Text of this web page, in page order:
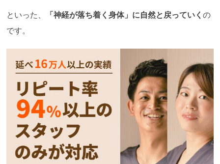
といった、 「神経が落ち着く身体」に自然と戻っていくの
です。